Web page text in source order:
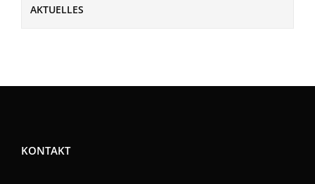
AKTUELLES
KONTAKT